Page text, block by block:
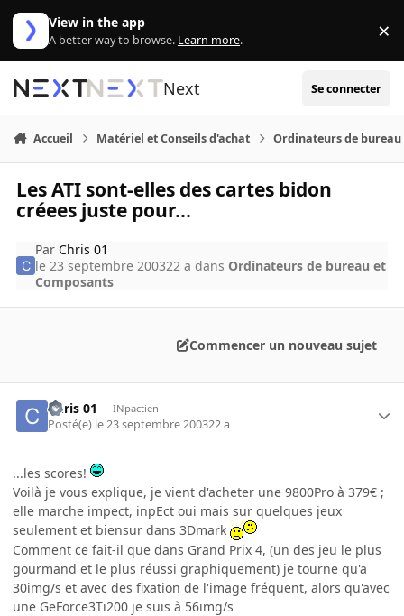
Aller au contenu
View in the app
A better way to browse. Learn more. ×
Next Se connecter
Accueil Matériel et Conseils d'achat Ordinateurs de bureau
Les ATI sont-elles des cartes bidon
créees juste pour...
ParChris 01
le 23 septembre 200322 a dans Ordinateurs de bureau et
Composants
Commencer un nouveau sujet
Chris 01 INpactien
Posté(e) le 23 septembre 200322 a
...les scores!
Voilà je vous explique, je vient d'acheter une 9800Pro à 379€ ;
elle marche impect, inpEct oui mais sur quelques jeux
seulement et biensur dans 3Dmark
Comment ce fait-il que dans Grand Prix 4, (un des jeu le plus
gourmand et le plus réussi graphiquement) je tourne qu'a
30img/s et avec des fixation de l'image fréquent, alors qu'avec
une GeForce3Ti200 je suis à 56img/s